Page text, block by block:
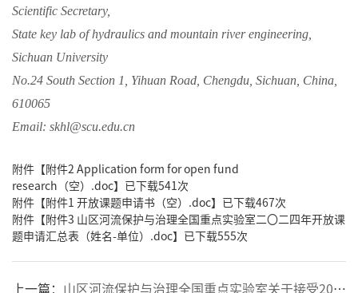
Scientific Secretary,
State key lab of hydraulics and mountain river engineering,
Sichuan University
No.24 South Section 1, Yihuan Road, Chengdu, Sichuan, China,
610065
Email: skhl@scu.edu.cn
附件【 附件2 Application form for open fund
research（空）.doc】已下载541 次
附件【 附件1 开放课题申请书（空）.doc】已下载467次
附件【 附件3 山区河流保护与治理全国重点实验室二〇二四年开放课
题申请汇总表（姓名-单位）.doc】已下载555次
上一篇： 山区河流保护与治理全国重点实验室关于接受2025年度开放课题申请的通知